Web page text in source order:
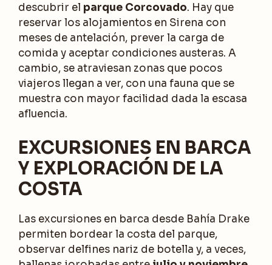
descubrir el parque Corcovado. Hay que
reservar los alojamientos en Sirena con
meses de antelación, prever la carga de
comida y aceptar condiciones austeras. A
cambio, se atraviesan zonas que pocos
viajeros llegan a ver, con una fauna que se
muestra con mayor facilidad dada la escasa
afluencia.
EXCURSIONES EN BARCA
Y EXPLORACIÓN DE LA
COSTA
Las excursiones en barca desde Bahía Drake
permiten bordear la costa del parque,
observar delfines nariz de botella y, a veces,